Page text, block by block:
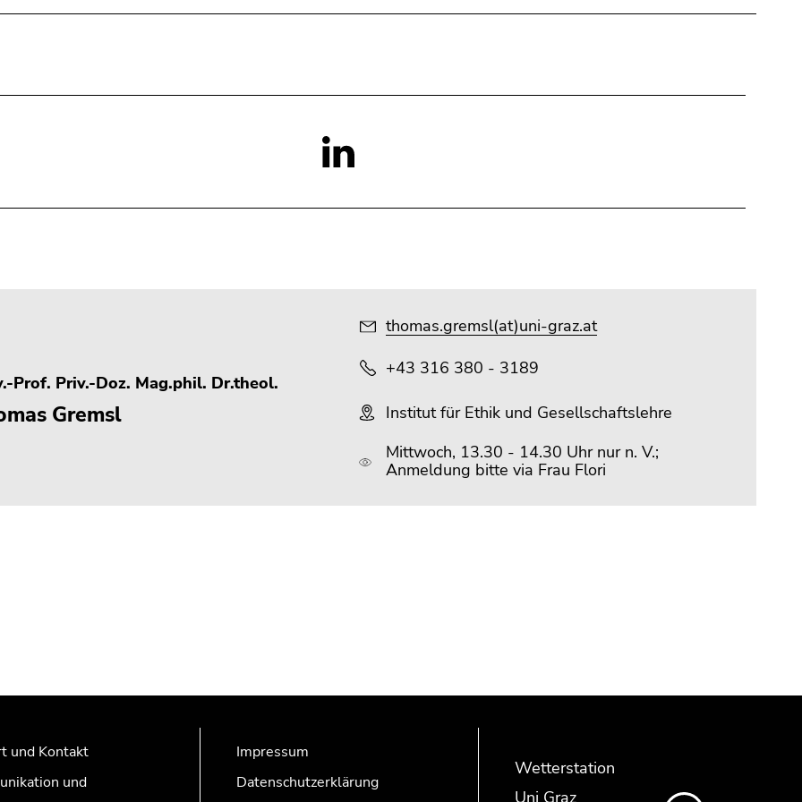
Social
Prof. Priv.-Doz. Mag.phil. Dr.theol.
Gremsl
thomas.gremsl(at)uni-graz.at
+43 316 380 - 3189
Institut für Ethik und Gesellschaftslehre
Mittwoch, 13.30 - 14.30 Uhr nur n. V.;
Anmeldung bitte via Frau Flori
und Kontakt
und
Impressum
Datenschutzerklärung
Wetterstation
Uni Graz